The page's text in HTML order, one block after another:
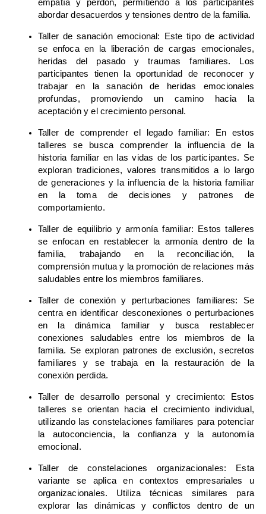
empatía y perdón, permitiendo a los participantes
abordar desacuerdos y tensiones dentro de la familia.
Taller de sanación emocional: Este tipo de actividad
se enfoca en la liberación de cargas emocionales,
heridas del pasado y traumas familiares. Los
participantes tienen la oportunidad de reconocer y
trabajar en la sanación de heridas emocionales
profundas, promoviendo un camino hacia la
aceptación y el crecimiento personal.
Taller de comprender el legado familiar: En estos
talleres se busca comprender la influencia de la
historia familiar en las vidas de los participantes. Se
exploran tradiciones, valores transmitidos a lo largo
de generaciones y la influencia de la historia familiar
en la toma de decisiones y patrones de
comportamiento.
Taller de equilibrio y armonía familiar: Estos talleres
se enfocan en restablecer la armonía dentro de la
familia, trabajando en la reconciliación, la
comprensión mutua y la promoción de relaciones más
saludables entre los miembros familiares.
Taller de conexión y perturbaciones familiares: Se
centra en identificar desconexiones o perturbaciones
en la dinámica familiar y busca restablecer
conexiones saludables entre los miembros de la
familia. Se exploran patrones de exclusión, secretos
familiares y se trabaja en la restauración de la
conexión perdida.
Taller de desarrollo personal y crecimiento: Estos
talleres se orientan hacia el crecimiento individual,
utilizando las constelaciones familiares para potenciar
la autoconciencia, la confianza y la autonomía
emocional.
Taller de constelaciones organizacionales: Esta
variante se aplica en contextos empresariales u
organizacionales. Utiliza técnicas similares para
explorar las dinámicas y conflictos dentro de un